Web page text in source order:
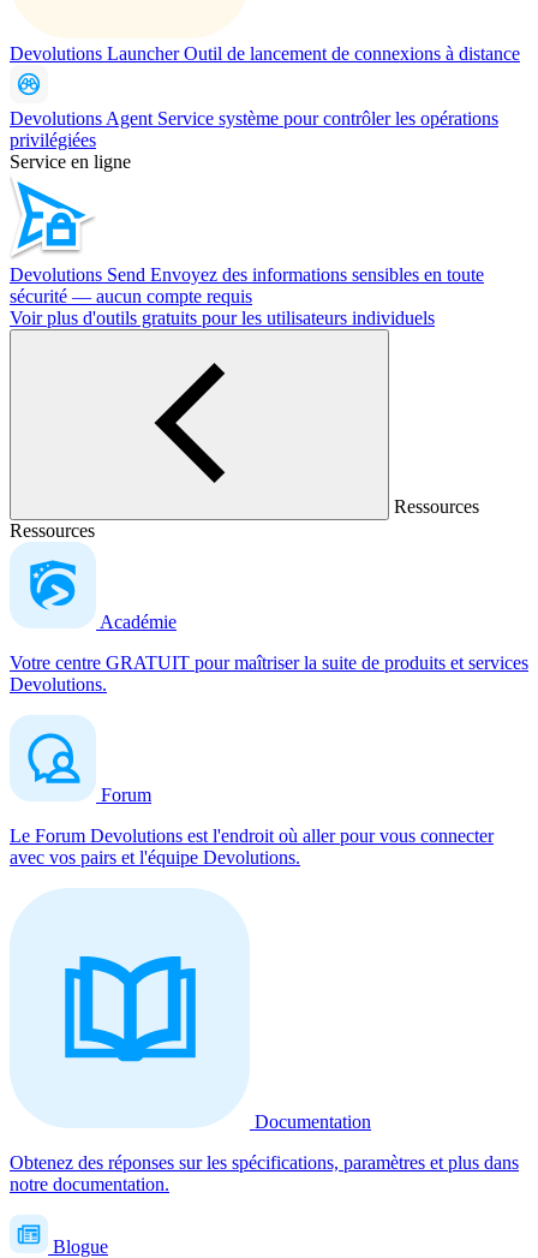
Devolutions LauncherOutil de lancement de connexions à distance
Devolutions Agent Service système pour contrôler les opérations
privilégiées
Service en ligne
Devolutions Send Envoyez des informations sensibles en toute
sécurité — aucun compte requis
Voir plus d'outils gratuits pour les utilisateurs individuels
Ressources
Ressources
Académie
Votre centre GRATUIT pour maîtriser la suite de produits et services
Devolutions.
Forum
Le Forum Devolutions est l'endroit où aller pour vous connecter
avec vos pairs et l'équipe Devolutions.
Documentation
Obtenez des réponses sur les spécifications, paramètres et plus dans
notre documentation.
Blogue